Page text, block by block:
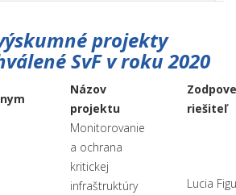
projekty
SvF v roku 2020
Názov
projektu
riešiteľ
Monitorovanie
a ochrana
kritickej
infraštruktúry
Lucia